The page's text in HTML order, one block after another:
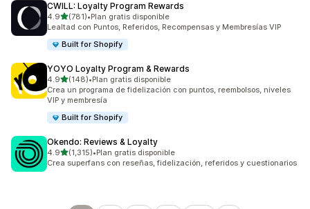
CWILL: Loyalty Program Rewards
4.9de 5 estrellas
(781)
781 reseñas en total
•Plan gratis disponible
Lealtad con Puntos, Referidos, Recompensas y Membresías VIP
Built for Shopify
YOYO Loyalty Program & Rewards
4.9de 5 estrellas
(148)
148 reseñas en total
•Plan gratis disponible
Crea un programa de fidelización con puntos, reembolsos, niveles
VIP y membresía
Built for Shopify
Okendo: Reviews & Loyalty
4.9de 5 estrellas
(1,315)
1315 reseñas en total
•Plan gratis disponible
Crea superfans con reseñas, fidelización, referidos y cuestionarios